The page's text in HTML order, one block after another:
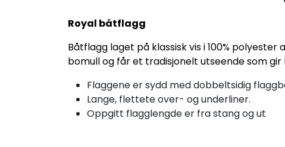
Royal båtflagg
Båtflagg laget på klassisk vis i 100%
bomull og får et tradisjonelt utseende som gir
Flaggene er sydd med dobbeltsidig
Lange, flettete over- og underliner.
Oppgitt flagglengde er fra stang og ut